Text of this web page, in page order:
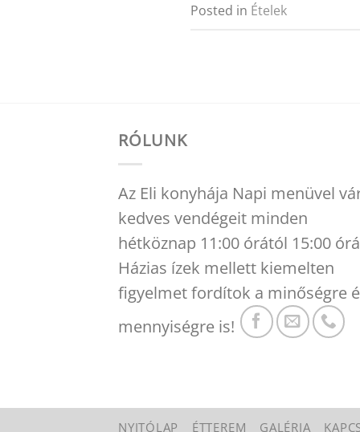
Posted in Ételek
RÓLUNK
Az Eli konyhája Napi menüvel
kedves vendégeit minden
hétköznap 11:00 órától 15:00
Házias ízek mellett kiemelten
figyelmet fordítok a minőségre
mennyiségre is!
NYITÓLAP ÉTTEREM GALÉRIA